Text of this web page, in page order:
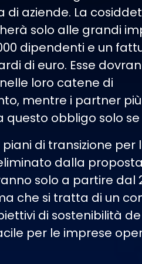
di aziende. La
solo alle grandi
dipendenti e un
di euro. Esse
loro catene di
mentre i partner
obbligo solo
di transizione per
dalla
solo a partire dal
che si tratta di un
di sostenibilità
per le imprese